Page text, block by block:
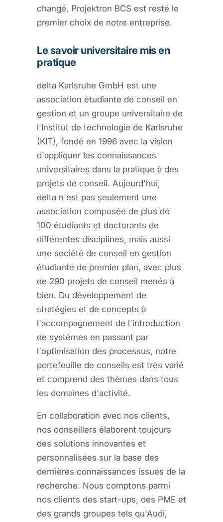
changé, Projektron BCS est resté le
premier choix de notre entreprise.
Le savoir universitaire mis en
pratique
delta Karlsruhe GmbH est une
association étudiante de conseil en
gestion et un groupe universitaire de
l'Institut de technologie de Karlsruhe
(KIT), fondé en 1996 avec la vision
d'appliquer les connaissances
universitaires dans la pratique à des
projets de conseil. Aujourd'hui,
delta n'est pas seulement une
association composée de plus de
100 étudiants et doctorants de
différentes disciplines, mais aussi
une société de conseil en gestion
étudiante de premier plan, avec plus
de 290 projets de conseil menés à
bien. Du développement de
stratégies et de concepts à
l'accompagnement de l'introduction
de systèmes en passant par
l'optimisation des processus, notre
portefeuille de conseils est très varié
et comprend des thèmes dans tous
les domaines d'activité.
En collaboration avec nos clients,
nos conseillers élaborent toujours
des solutions innovantes et
personnalisées sur la base des
dernières connaissances issues de la
recherche. Nous comptons parmi
nos clients des start-ups, des PME et
des grands groupes tels qu'Audi,